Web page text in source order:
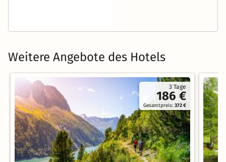
Weitere Angebote des Hotels
3 Tage
186 €
Gesamtpreis:372 €